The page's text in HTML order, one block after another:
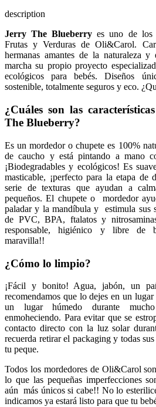
description
Jerry The Blueberryes uno de los
Frutas y Verduras de Oli&Carol.
hermanas amantes de la naturaleza
marcha su propio proyecto
ecológicos para bebés. Diseños
sostenible, totalmente seguros y eco.
¿Cuáles son las
The Blueberry?
Es un mordedor o chupete es 100%
de caucho y está pintando a mano
¡Biodegradables y ecológicos! Es
masticable, ¡perfecto para la etapa de
serie de texturas que ayudan a
pequeños. El chupete o mordedor
paladar y la mandíbula y estimula sus
de PVC, BPA, ftalatos y
responsable, higiénico y libre de
maravilla!!
¿Cómo lo limpio?
¡Fácil y bonito! Agua, jabón, un
recomendamos que lo dejes en un
un lugar húmedo durante
enmoheciendo. Para evitar que se
contacto directo con la luz solar
recuerda retirar el packaging y todas
tu peque.
Todos los mordedores de Oli&Carol
lo que las pequeñas imperfecciones
aún más únicos si cabe!! No lo
indicamos ya estará listo para que tu